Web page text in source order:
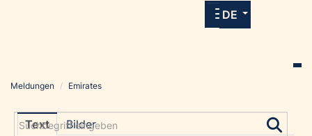
DE
Grayling Agentur
Meldungen / Emirates
Text Bilder